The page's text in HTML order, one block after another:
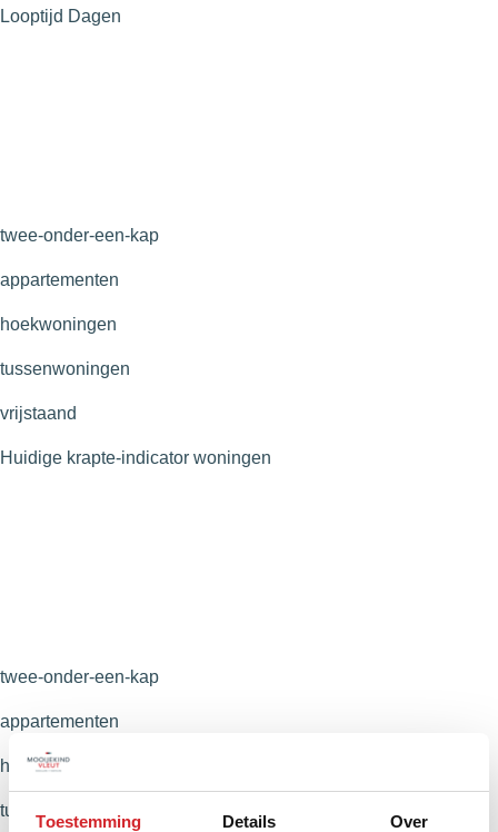
Toestemming Details Over
Looptijd Dagen
twee-onder-een-kap
appartementen
hoekwoningen
tussenwoningen
vrijstaand
Huidige krapte-indicator woningen
twee-onder-een-kap
appartementen
hoekwoningen
tussenwoningen